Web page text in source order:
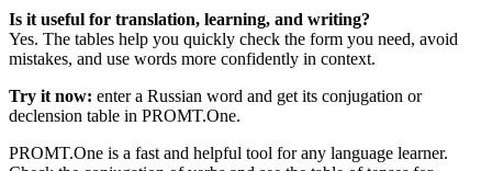
Is it useful for translation, learning, and writing?
Yes. The tables help you quickly check the form you need, avoid
mistakes, and use words more confidently in context.
Try it now: enter a Russian word and get its conjugation or
declension table in PROMT.One.
PROMT.One is a fast and helpful tool for any language learner.